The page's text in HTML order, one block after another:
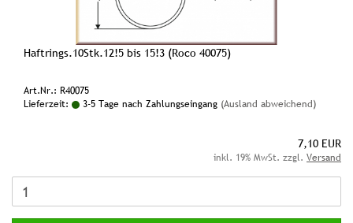
Haftrings.10Stk.12!5 bis 15!3 (Roco 40075)
Art.Nr.: R40075
Lieferzeit:
3-5 Tage nach Zahlungseingang (Ausland abweichend)
7,10 EUR
inkl. 19% MwSt. zzgl. Versand